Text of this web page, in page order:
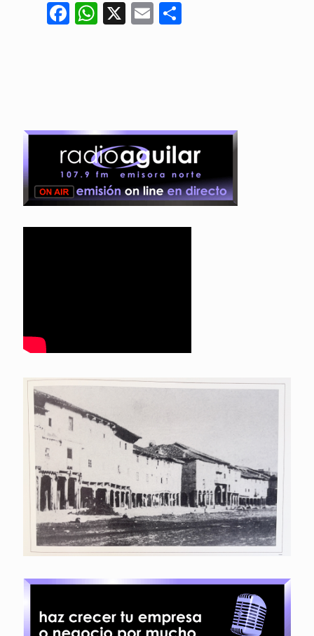
Facebook
WhatsApp
X Email